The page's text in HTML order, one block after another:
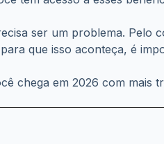
que isso aconteça, é
chega em 2026 com mais
período na faculdade